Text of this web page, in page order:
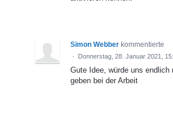
Simon Webber kommentierte
· Donnerstag, 28. Januar 2021,
Gute Idee, würde uns endlich
geben bei der Arbeit